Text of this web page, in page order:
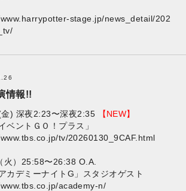
stage.jp/news_detail/202
情報!!
) 深夜2:23〜深夜2:35
【NEW】
ベントＧＯ！プラス」
tv/20260130_9CAF.html
火）25:58〜26:38 O.A.
カデミーナイトG」スタジオゲスト
academy-n/